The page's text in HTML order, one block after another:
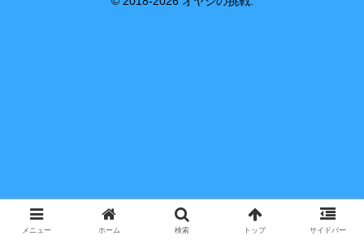
メニュー ホーム 検索 トップ サイドバー